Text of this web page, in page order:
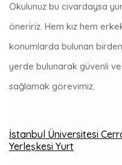
Okulunuz bu civardaysa
öneririz. Hem kız hem
konumlarda bulunan
yerde bulunarak güvenli
sağlamak görevimiz.
İstanbul Üniversitesi
Yerleşkesi Yurt